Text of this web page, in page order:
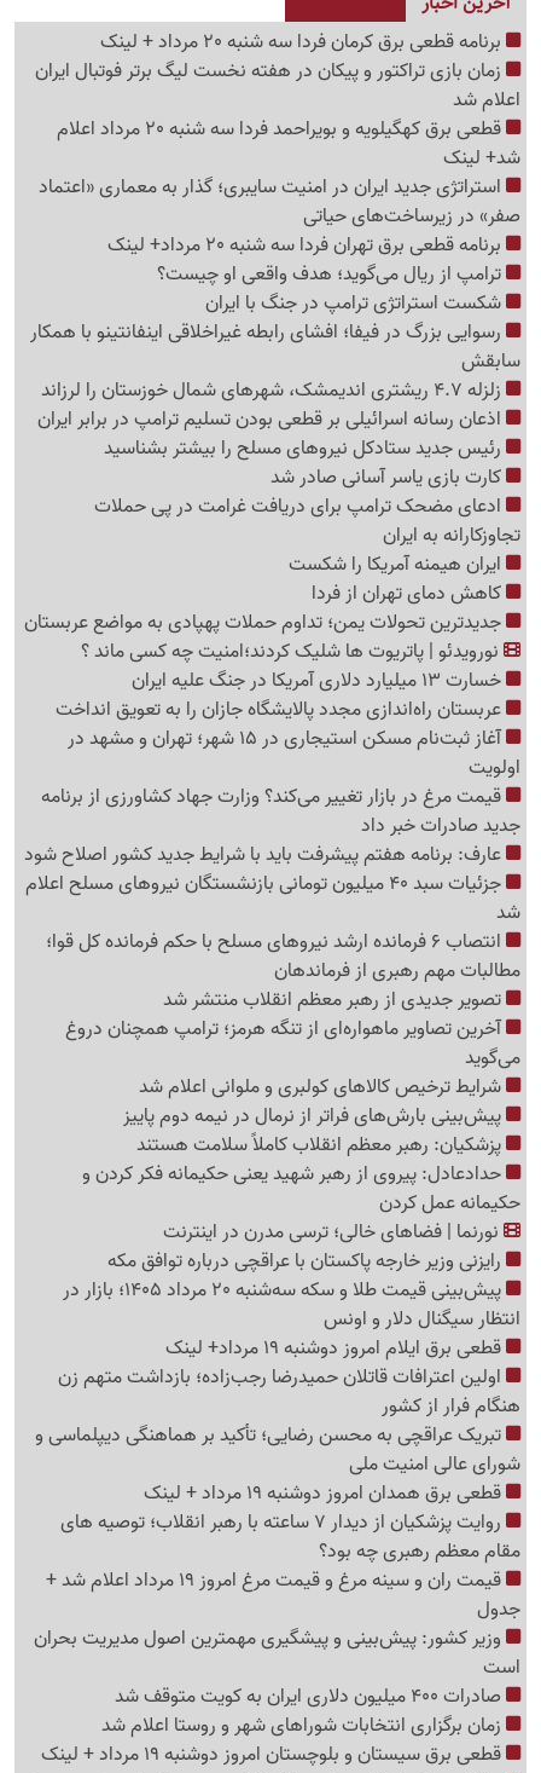
برنامه قطعی برق کرمان فردا سه شنبه 20 مرداد + لینک
زمان بازی تراکتور و پیکان در هفته نخست لیگ برتر فوتبال ایران
اعلام شد
قطعی برق کهگیلویه و بویراحمد فردا سه شنبه 20 مرداد اعلام
شد+ لینک
استراتژی جدید ایران در امنیت سایبری؛ گذار به معماری «اعتماد
صفر» در زیرساخت‌های حیاتی
برنامه قطعی برق تهران فردا سه شنبه 20 مرداد+ لینک
ترامپ از ریال می‌گوید؛ هدف واقعی او چیست؟
شکست استراتژی ترامپ در جنگ با ایران
رسوایی بزرگ در فیفا؛ افشای رابطه غیراخلاقی اینفانتینو با همکار
سابقش
زلزله 4.7 ریشتری اندیمشک، شهرهای شمال خوزستان را لرزاند
اذعان رسانه اسرائیلی بر قطعی بودن تسلیم ترامپ در برابر ایران
رئیس جدید ستادکل نیروهای مسلح را بیشتر بشناسید
کارت بازی یاسر آسانی صادر شد
ادعای مضحک ترامپ برای دریافت غرامت در پی حملات
تجاوزکارانه به ایران
ایران هیمنه آمریکا را شکست
کاهش دمای تهران از فردا
جدیدترین تحولات یمن؛ تداوم حملات پهپادی به مواضع عربستان
نورویدئو | پاتریوت ها شلیک کردند؛امنیت چه کسی ماند ؟
خسارت 13 میلیارد دلاری آمریکا در جنگ علیه ایران
عربستان راه‌اندازی مجدد پالایشگاه جازان را به تعویق انداخت
آغاز ثبت‌نام مسکن استیجاری در 15 شهر؛ تهران و مشهد در
اولویت
قیمت مرغ در بازار تغییر می‌کند؟ وزارت جهاد کشاورزی از برنامه
جدید صادرات خبر داد
عارف: برنامه هفتم پیشرفت باید با شرایط جدید کشور اصلاح شود
جزئیات سبد 40 میلیون تومانی بازنشستگان نیروهای مسلح اعلام
شد
انتصاب 6 فرمانده ارشد نیروهای مسلح با حکم فرمانده کل قوا؛
مطالبات مهم رهبری از فرماندهان
تصویر جدیدی از رهبر معظم انقلاب منتشر شد
آخرین تصاویر ماهواره‌ای از تنگه‌ هرمز؛ ترامپ همچنان دروغ
می‌گوید
شرایط ترخیص کالاهای کولبری و ملوانی اعلام شد
پیش‌بینی بارش‌های فراتر از نرمال در نیمه دوم پاییز
پزشکیان: رهبر معظم انقلاب کاملاً سلامت هستند
حدادعادل: پیروی از رهبر شهید یعنی حکیمانه فکر کردن و
حکیمانه عمل کردن
نورنما | فضاهای خالی؛ ترسی مدرن در اینترنت
رایزنی وزیر خارجه پاکستان با عراقچی درباره توافق مکه
پیش‌بینی قیمت طلا و سکه سه‌شنبه 20 مرداد 1405؛ بازار در
انتظار سیگنال دلار و اونس
قطعی برق ایلام امروز دوشنبه 19 مرداد+ لینک
اولین اعترافات قاتلان حمیدرضا رجب‌زاده؛ بازداشت متهم زن
هنگام فرار از کشور
تبریک عراقچی به محسن رضایی؛ تأکید بر هماهنگی دیپلماسی و
شورای عالی امنیت ملی
قطعی برق همدان امروز دوشنبه 19 مرداد + لینک
روایت پزشکیان از دیدار 7 ساعته با رهبر انقلاب؛ توصیه های
مقام معظم رهبری چه بود؟
قیمت ران و سینه مرغ و قیمت مرغ امروز 19 مرداد اعلام شد +
جدول
وزیر کشور: پیش‌بینی و پیشگیری مهمترین اصول مدیریت بحران
است
صادرات 400 میلیون دلاری ایران به کویت متوقف شد
زمان برگزاری انتخابات شوراهای شهر و روستا اعلام شد
قطعی برق سیستان و بلوچستان امروز دوشنبه 19 مرداد + لینک